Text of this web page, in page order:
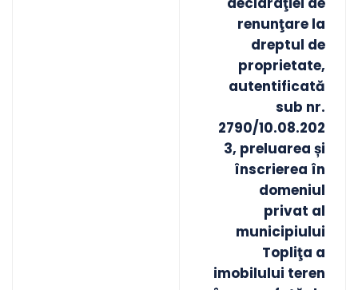
renunţare la
dreptul de
proprietate,
autentificată
sub nr.
2790/10.08.202
3, preluarea și
înscrierea în
domeniul
privat al
municipiului
Topliţa a
imobilului teren